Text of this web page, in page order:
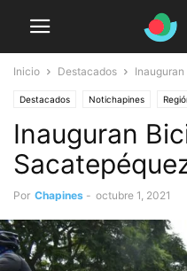
Inicio Destacados
Destacados Notichapines
Inauguran
Por Chapines - octubre 1, 2021